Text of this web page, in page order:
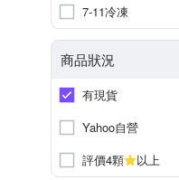
7-11冷凍
商品狀況
有現貨
Yahoo自營
評價4顆
以上